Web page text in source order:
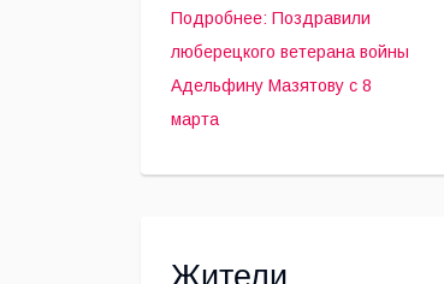
Мазятову с
Международным
женским днем.
Подробнее: Поздравили
люберецкого ветерана войны
Адельфину Мазятову с 8
марта